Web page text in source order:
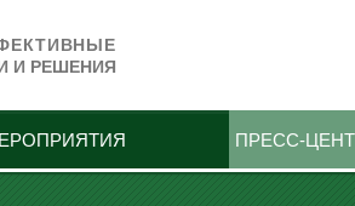
И РЕШЕНИЯ
ПРЕСС-